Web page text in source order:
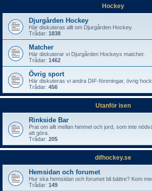
Hockey
Djurgården Hockey
Här diskuteras allt om Djurgården Hockey.
Trådar: 1838
Matcher
Här diskuterar vi Djurgården Hockeys matcher.
Trådar: 1462
Övrig sport
Här diskuteras vi andra DIF-föreningar, övrig
Trådar: 456
Utanför isen
Rinkside Bar
Prat om allt mellan himmel och jord, som inte
att göra.
Trådar: 205
difhockey.se
Hemsidan och forumet
Hur ska hemsidan och forumet bli bättre? Kom
Trådar: 149